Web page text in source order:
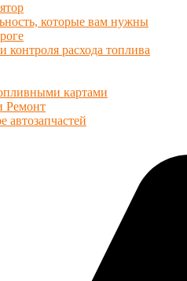
которые вам нужны
расхода топлива
картами
Ремонт